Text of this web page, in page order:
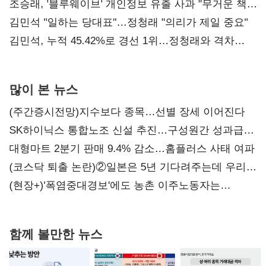
조승래, '블루웨이브' 개인정보 유출 사과 "무거운 책임
통감"
김민석 "일하는 당대표"…정청래 "의리가 제일 중요"
김민석, 누적 45.42%로 경선 1위…정청래와 격차
많이 본 뉴스
(주간증시전망)지수보다 종목…선별 장세 이어진다
SK하이닉스 통합노조 신설 추진…구성원간 성과급
불만 확산
대형마트 2분기 판매 9.4% 감소…홈플러스 사태 여파
(코스닥 퇴출 논란)②일본은 5년 기다려주는데 우리는
당장 퇴출?…시간만으론 부족한 코스닥 구하기
(현장+)'폭염중대경보'에도 농촌 이주노동자는
함께 볼만한 뉴스